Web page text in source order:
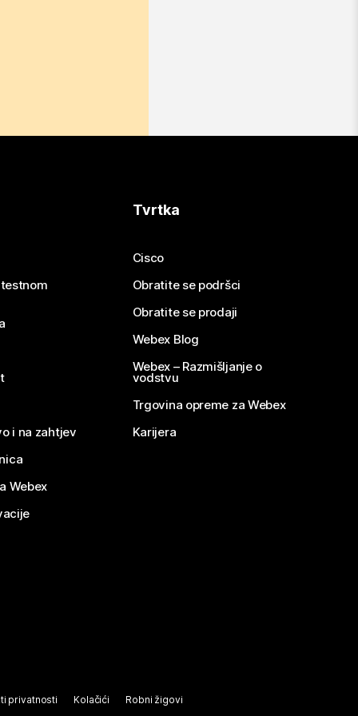
i na zahtjev
Webex
Tvrtka
Cisco
Obratite se podršci
Obratite se prodaji
Webex Blog
Webex – Razmišljanje o
vodstvu
Trgovina opreme za Webex
Karijera
privatnosti Kolačići Robni žigovi